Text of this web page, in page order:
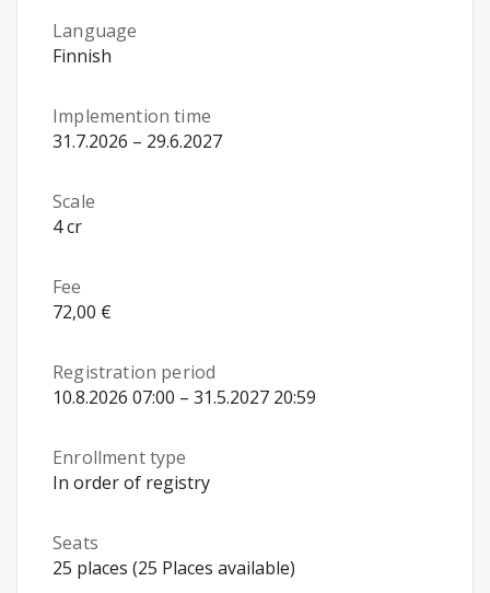
Language
Finnish
Implemention time
31.7.2026 – 29.6.2027
Scale
4 cr
Fee
72,00 €
Registration period
10.8.2026 07:00 – 31.5.2027 20:59
Enrollment type
In order of registry
Seats
25 places (25 Places available)